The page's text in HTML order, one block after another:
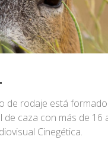
de rodaje está
de caza con más de 16
Cinegética.